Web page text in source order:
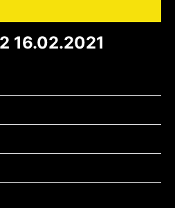
16.02.2021